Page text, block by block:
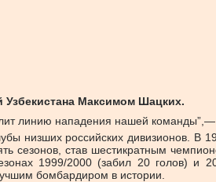
Максимом Шацких.
линию нападения нашей
низших российских дивизионов. В
став шестикратным
1999/2000 (забил 20 голов) и
бомбардиром в истории.